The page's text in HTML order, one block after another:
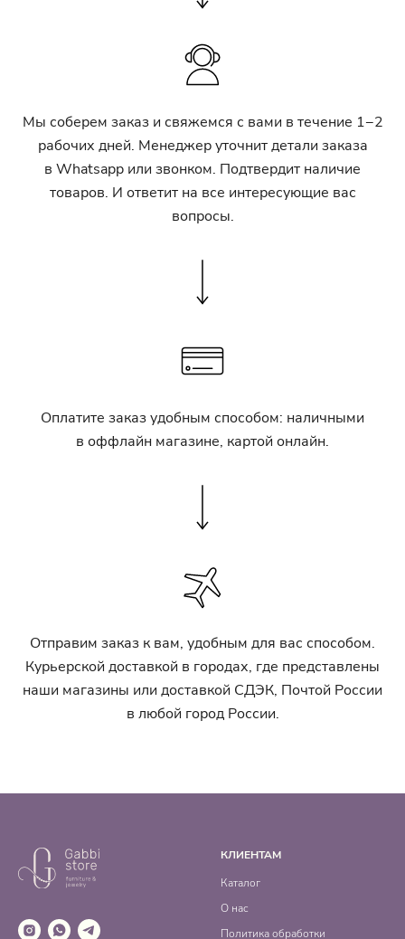
Мы соберем заказ и свяжемся с вами в течение 1−2
рабочих дней. Менеджер уточнит детали заказа
в Whatsapp или звонком. Подтвердит наличие
товаров. И ответит на все интересующие вас
вопросы.
Оплатите заказ удобным способом: наличными
в оффлайн магазине, картой онлайн.
Отправим заказ к вам, удобным для вас способом.
Курьерской доставкой в городах, где представлены
наши магазины или доставкой СДЭК, Почтой России
в любой город России.
КЛИЕНТАМ
Каталог
О нас
Политика обработки